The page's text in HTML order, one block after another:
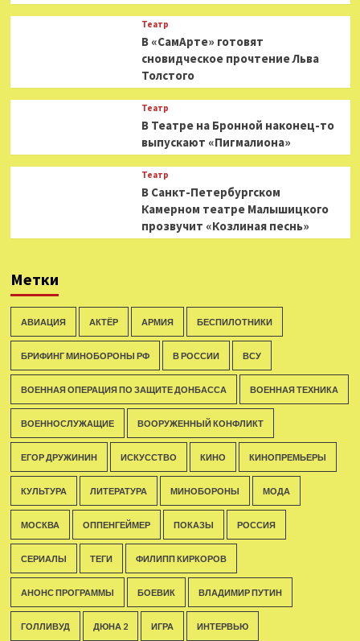
Театр
В «СамАрте» готовят
сновидческое прочтение Льва
Толстого
Театр
В Театре на Бронной наконец-то
выпускают «Пигмалиона»
Театр
В Санкт-Петербургском
Камерном театре Малышицкого
прозвучит «Козлиная песнь»
Метки
АВИАЦИЯ АКТЁР АРМИЯ БЕСПИЛОТНИКИ
БРИФИНГ МИНОБОРОНЫ РФ В РОССИИ ВСУ
ВОЕННАЯ ОПЕРАЦИЯ ПО ЗАЩИТЕ ДОНБАССА ВОЕННАЯ ТЕХНИКА
ВОЕННОСЛУЖАЩИЕ ВООРУЖЕННЫЙ КОНФЛИКТ
ЕГОР ДРУЖИНИН ИСКУССТВО КИНО КИНОПРЕМЬЕРЫ
КУЛЬТУРА ЛИТЕРАТУРА МИНОБОРОНЫ МОДА
МОСКВА ОППЕНГЕЙМЕР ПОКАЗЫ РОССИЯ
СЕРИАЛЫ ТЕГИ ФИЛИПП КИРКОРОВ
АНОНС ПРОГРАММЫ БОЕВИК ВЛАДИМИР ПУТИН
ГОЛЛИВУД ДЮНА 2 ИГРА ИНТЕРВЬЮ